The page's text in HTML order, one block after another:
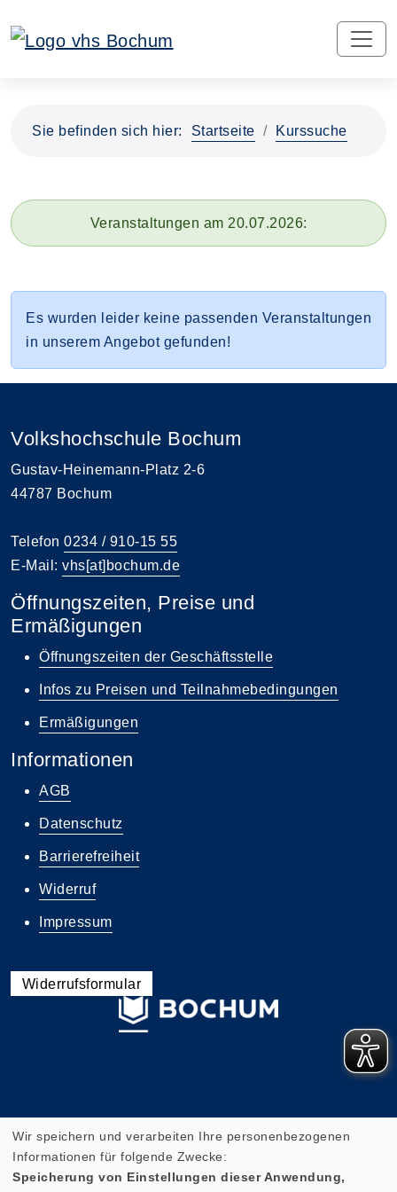
Sie befinden sich hier: Startseite Kurssuche
Veranstaltungen am 20.07.2026:
Es wurden leider keine passenden Veranstaltungen
in unserem Angebot gefunden!
Volkshochschule Bochum
Gustav-Heinemann-Platz 2-6
44787 Bochum
Telefon 0234 / 910-15 55
E-Mail: vhs[at]bochum.de
Öffnungszeiten, Preise und
Ermäßigungen
Öffnungszeiten der Geschäftsstelle
Infos zu Preisen und Teilnahmebedingungen
Ermäßigungen
Informationen
AGB
Datenschutz
Barrierefreiheit
Widerruf
Impressum
Widerrufsformular
Wir speichern und verarbeiten Ihre personenbezogenen
Informationen für folgende Zwecke:
Speicherung von Einstellungen dieser Anwendung,